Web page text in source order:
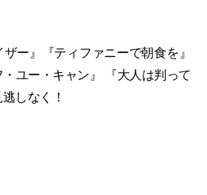
ー』『ティファニーで朝食を』
・ユー・キャン』 『大人は判って
しなく！